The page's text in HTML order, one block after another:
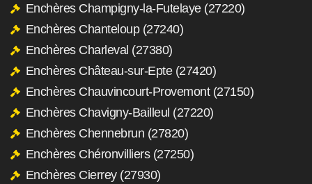
Enchères Champigny-la-Futelaye (27220)
Enchères Chanteloup (27240)
Enchères Charleval (27380)
Enchères Château-sur-Epte (27420)
Enchères Chauvincourt-Provemont (27150)
Enchères Chavigny-Bailleul (27220)
Enchères Chennebrun (27820)
Enchères Chéronvilliers (27250)
Enchères Cierrey (27930)